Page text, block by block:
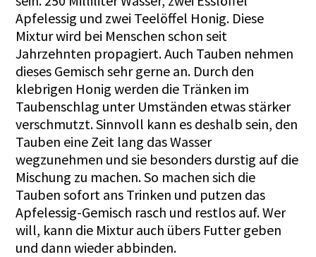
Apfelessig und zwei Teelöffel Honig. Diese
Mixtur wird bei Menschen schon seit
Jahrzehnten propagiert. Auch Tauben nehmen
dieses Gemisch sehr gerne an. Durch den
klebrigen Honig werden die Tränken im
Taubenschlag unter Umständen etwas stärker
verschmutzt. Sinnvoll kann es deshalb sein, den
Tauben eine Zeit lang das Wasser
wegzunehmen und sie besonders durstig auf die
Mischung zu machen. So machen sich die
Tauben sofort ans Trinken und putzen das
Apfelessig-Gemisch rasch und restlos auf. Wer
will, kann die Mixtur auch übers Futter geben
und dann wieder abbinden.